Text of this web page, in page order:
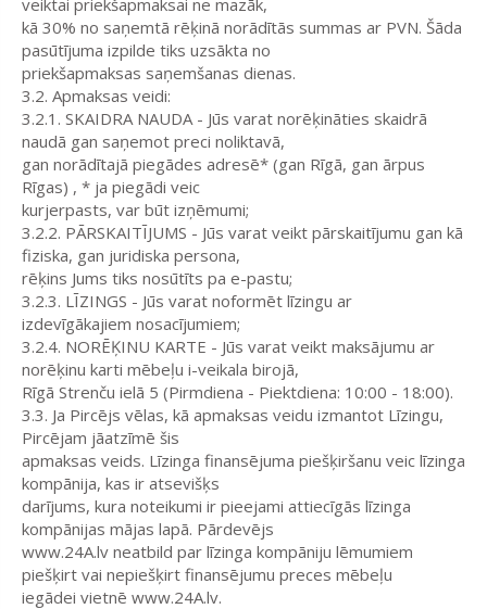
kā 30% no saņemtā rēķinā norādītās summas ar PVN. Šāda
pasūtījuma izpilde tiks uzsākta no
priekšapmaksas saņemšanas dienas.
3.2. Apmaksas veidi:
3.2.1. SKAIDRA NAUDA - Jūs varat norēķināties skaidrā
naudā gan saņemot preci noliktavā,
gan norādītajā piegādes adresē* (gan Rīgā, gan ārpus
Rīgas) , * ja piegādi veic
kurjerpasts, var būt izņēmumi;
3.2.2. PĀRSKAITĪJUMS - Jūs varat veikt pārskaitījumu gan kā
fiziska, gan juridiska persona,
rēķins Jums tiks nosūtīts pa e-pastu;
3.2.3. LĪZINGS - Jūs varat noformēt līzingu ar
izdevīgākajiem nosacījumiem;
3.2.4. NORĒĶINU KARTE - Jūs varat veikt maksājumu ar
norēķinu karti mēbeļu i-veikala birojā,
Rīgā Strenču ielā 5 (Pirmdiena - Piektdiena: 10:00 - 18:00).
3.3. Ja Pircējs vēlas, kā apmaksas veidu izmantot Līzingu,
Pircējam jāatzīmē šis
apmaksas veids. Līzinga finansējuma piešķiršanu veic līzinga
kompānija, kas ir atsevišķs
darījums, kura noteikumi ir pieejami attiecīgās līzinga
kompānijas mājas lapā. Pārdevējs
www.24A.lv neatbild par līzinga kompāniju lēmumiem
piešķirt vai nepiešķirt finansējumu preces mēbeļu
iegādei vietnē www.24A.lv.